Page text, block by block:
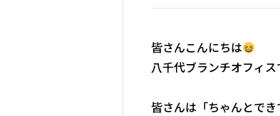
皆さんこんにちは
八千代ブランチオフィス
皆さんは「ちゃんとでき